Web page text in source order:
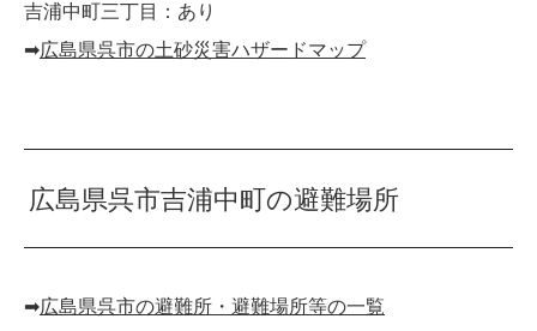
吉浦中町三丁目：あり
➡︎広島県呉市の土砂災害ハザードマップ
広島県呉市吉浦中町の避難場所
➡︎広島県呉市の避難所・避難場所等の一覧